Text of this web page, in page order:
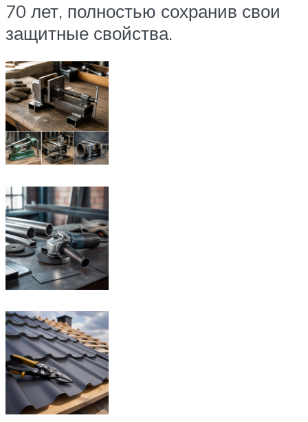
70 лет, полностью сохранив свои
защитные свойства.